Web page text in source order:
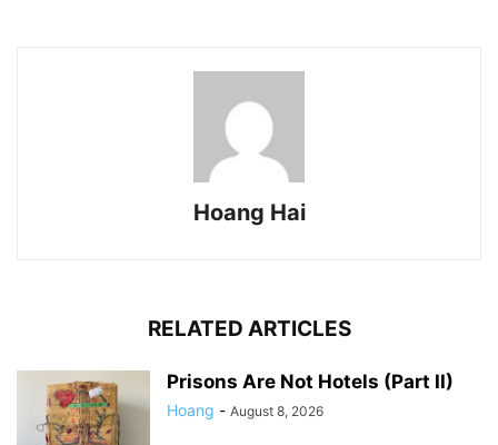
Hoang Hai
RELATED ARTICLES
Prisons Are Not Hotels (Part II)
Hoang - August 8, 2026